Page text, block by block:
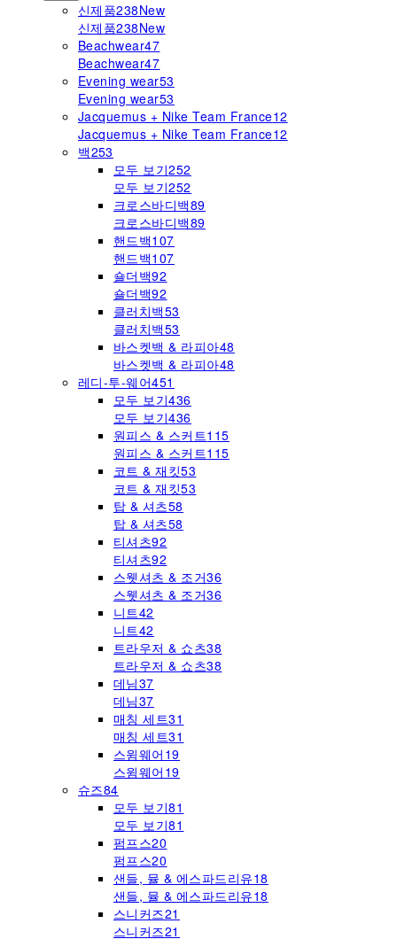
신제품238New
신제품238New
Beachwear47
Beachwear47
Evening wear53
Evening wear53
Jacquemus + Nike Team France12
Jacquemus + Nike Team France12
백253
모두 보기252
모두 보기252
크로스바디백89
크로스바디백89
핸드백107
핸드백107
숄더백92
숄더백92
클러치백53
클러치백53
바스켓백 & 라피아48
바스켓백 & 라피아48
레디-투-웨어451
모두 보기436
모두 보기436
원피스 & 스커트115
원피스 & 스커트115
코트 & 재킷53
코트 & 재킷53
탑 & 셔츠58
탑 & 셔츠58
티셔츠92
티셔츠92
스웻셔츠 & 조거36
스웻셔츠 & 조거36
니트42
니트42
트라우저 & 쇼츠38
트라우저 & 쇼츠38
데님37
데님37
매칭 세트31
매칭 세트31
스윔웨어 19
스윔웨어 19
슈즈84
모두 보기81
모두 보기81
펌프스20
펌프스20
샌들, 뮬 & 에스파드리유18
샌들, 뮬 & 에스파드리유18
스니커즈21
스니커즈21